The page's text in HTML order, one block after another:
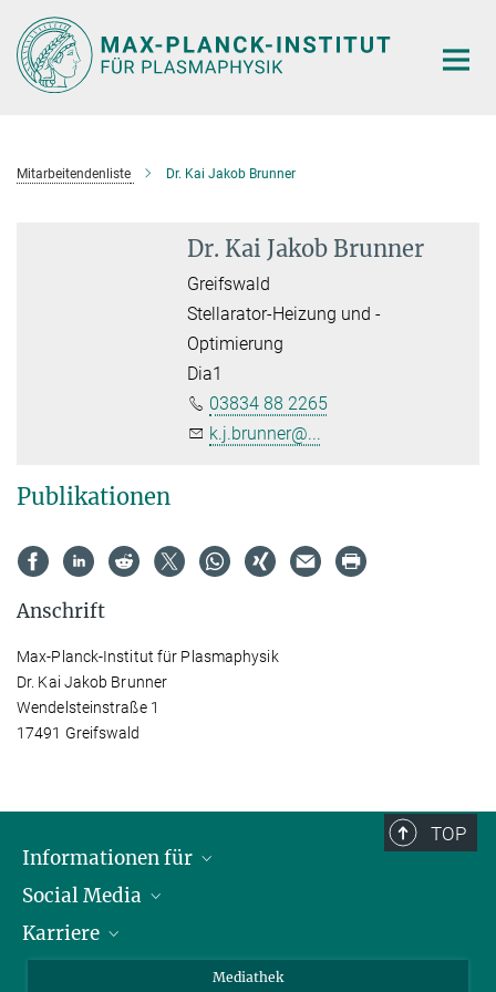
Hauptinhalt
Mitarbeitendenliste Dr. Kai Jakob Brunner
Dr. Kai Jakob Brunner
Greifswald
Stellarator-Heizung und -
Optimierung
Dia1
03834 88 2265
k.j.brunner@...
Publikationen
Anschrift
Max-Planck-Institut für Plasmaphysik
Dr. Kai Jakob Brunner
Wendelsteinstraße 1
17491 Greifswald
TOP
Informationen für
Journalisten
Schule
Social Media
LinkedIn
Karriere
Mediathek